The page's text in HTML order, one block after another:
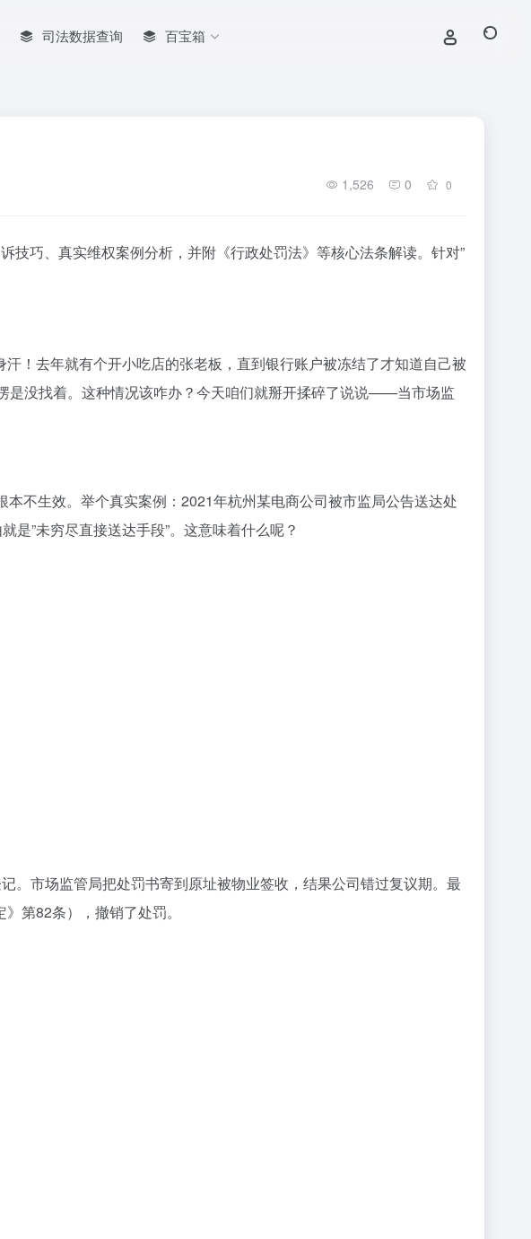
司法数据查询 百宝箱
1,526 0 0
巧、真实维权案例分析，并附《行政处罚法》等核心法条解读。针对”
！去年就有个开小吃店的张老板，直到银行账户被冻结了才知道自己被
是没找着。这种情况该咋办？今天咱们就掰开揉碎了说说——当市场监
本不生效。举个真实案例：2021年杭州某电商公司被市监局公告送达处
”未穷尽直接送达手段”。这意味着什么呢？
。市场监管局把处罚书寄到原址被物业签收，结果公司错过复议期。最
第82条），撤销了处罚。